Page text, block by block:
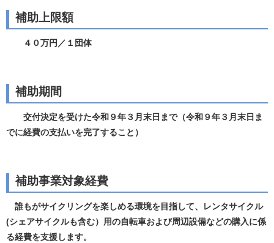
補助上限額
４０万円／１団体
補助期間
交付決定を受けた令和９年３月末日まで（令和９年３月末日ま
でに経費の支払いを完了すること）
補助事業対象経費
誰もがサイクリングを楽しめる環境を目指して、レンタサイクル
(シェアサイクルも含む）用の自転車および周辺設備などの購入に係
る経費を支援します。